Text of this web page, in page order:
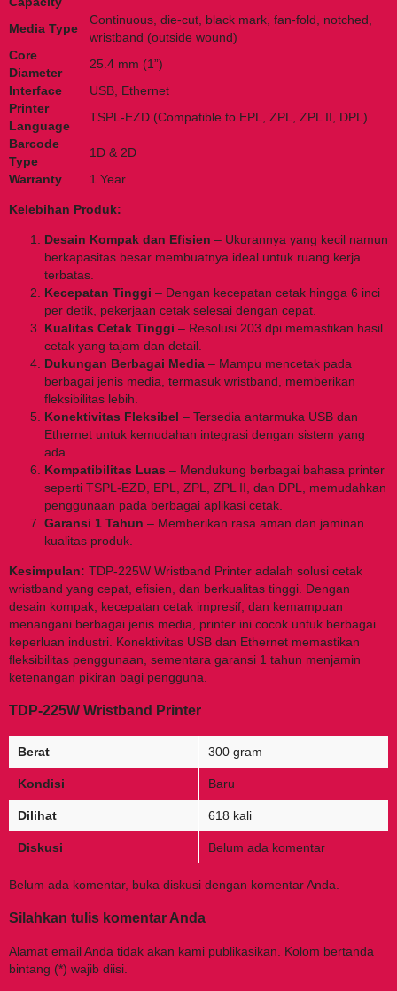
Media Type
Continuous, die-cut, black mark, fan-fold, notched,
wristband (outside wound)
Core
Diameter
25.4 mm (1”)
Interface
USB, Ethernet
Printer
Language
TSPL-EZD (Compatible to EPL, ZPL, ZPL II, DPL)
Barcode
Type
1D & 2D
Warranty
1 Year
Kelebihan Produk:
Desain Kompak dan Efisien – Ukurannya yang kecil namun
berkapasitas besar membuatnya ideal untuk ruang kerja
terbatas.
Kecepatan Tinggi – Dengan kecepatan cetak hingga 6 inci
per detik, pekerjaan cetak selesai dengan cepat.
Kualitas Cetak Tinggi – Resolusi 203 dpi memastikan hasil
cetak yang tajam dan detail.
Dukungan Berbagai Media – Mampu mencetak pada
berbagai jenis media, termasuk wristband, memberikan
fleksibilitas lebih.
Konektivitas Fleksibel – Tersedia antarmuka USB dan
Ethernet untuk kemudahan integrasi dengan sistem yang
ada.
Kompatibilitas Luas – Mendukung berbagai bahasa printer
seperti TSPL-EZD, EPL, ZPL, ZPL II, dan DPL, memudahkan
penggunaan pada berbagai aplikasi cetak.
Garansi 1 Tahun – Memberikan rasa aman dan jaminan
kualitas produk.
Kesimpulan: TDP-225W Wristband Printer adalah solusi cetak
wristband yang cepat, efisien, dan berkualitas tinggi. Dengan
desain kompak, kecepatan cetak impresif, dan kemampuan
menangani berbagai jenis media, printer ini cocok untuk berbagai
keperluan industri. Konektivitas USB dan Ethernet memastikan
fleksibilitas penggunaan, sementara garansi 1 tahun menjamin
ketenangan pikiran bagi pengguna.
TDP-225W Wristband Printer
Berat 300 gram
Kondisi Baru
Dilihat 618 kali
Diskusi Belum ada komentar
Belum ada komentar, buka diskusi dengan komentar Anda.
Silahkan tulis komentar Anda
Alamat email Anda tidak akan kami publikasikan. Kolom bertanda
bintang (*) wajib diisi.